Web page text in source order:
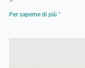
Per saperne di più "